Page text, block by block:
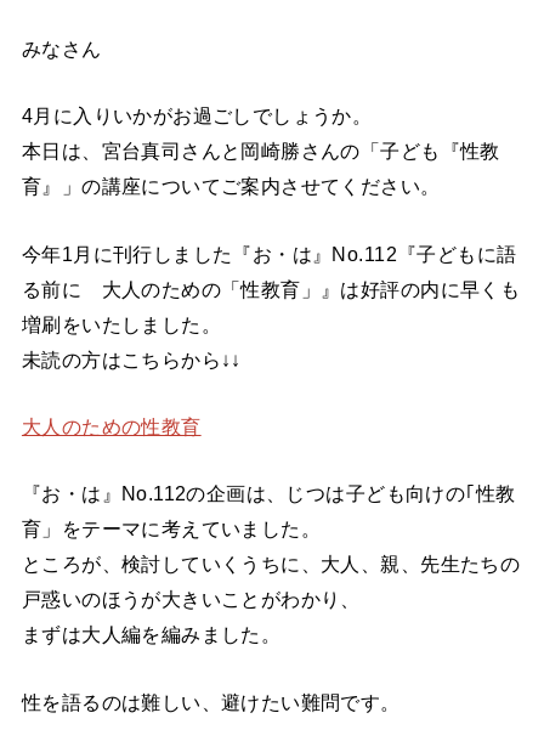
みなさん
4月に入りいかがお過ごしでしょうか。
本日は、宮台真司さんと岡崎勝さんの「子ども『性教
育』」の講座についてご案内させてください。
今年1月に刊行しました『お・は』No.112『子どもに語
る前に 大人のための「性教育」』は好評の内に早くも
増刷をいたしました。
未読の方はこちらから↓↓
大人のための性教育
『お・は』No.112の企画は、じつは子ども向けの｢性教
育」をテーマに考えていました。
ところが、検討していくうちに、大人、親、先生たちの
戸惑いのほうが大きいことがわかり、
まずは大人編を編みました。
性を語るのは難しい、避けたい難問です。